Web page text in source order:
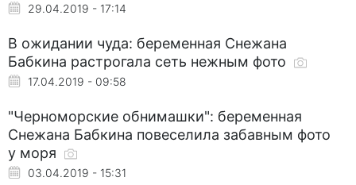
29.04.2019 - 17:14
В ожидании чуда: беременная Снежана
Бабкина растрогала сеть нежным фото
17.04.2019 - 09:58
"Черноморские обнимашки": беременная
Снежана Бабкина повеселила забавным фото
у моря
03.04.2019 - 15:31